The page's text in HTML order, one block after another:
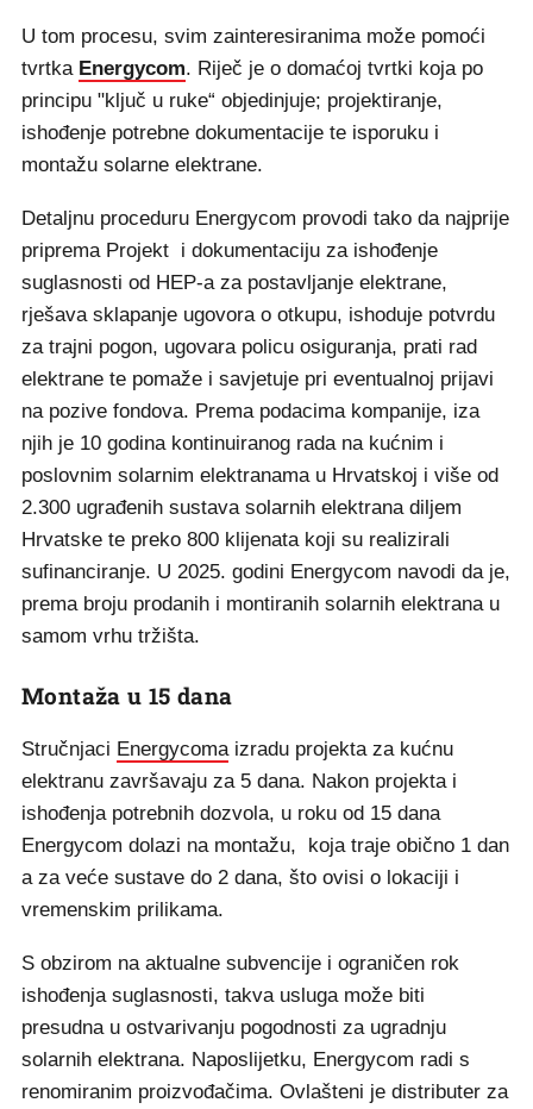
U tom procesu, svim zainteresiranima može pomoći
tvrtka Energycom. Riječ je o domaćoj tvrtki koja po
principu "ključ u ruke“ objedinjuje; projektiranje,
ishođenje potrebne dokumentacije te isporuku i
montažu solarne elektrane.
Detaljnu proceduru Energycom provodi tako da najprije
priprema Projekt i dokumentaciju za ishođenje
suglasnosti od HEP-a za postavljanje elektrane,
rješava sklapanje ugovora o otkupu, ishoduje potvrdu
za trajni pogon, ugovara policu osiguranja, prati rad
elektrane te pomaže i savjetuje pri eventualnoj prijavi
na pozive fondova. Prema podacima kompanije, iza
njih je 10 godina kontinuiranog rada na kućnim i
poslovnim solarnim elektranama u Hrvatskoj i više od
2.300 ugrađenih sustava solarnih elektrana diljem
Hrvatske te preko 800 klijenata koji su realizirali
sufinanciranje. U 2025. godini Energycom navodi da je,
prema broju prodanih i montiranih solarnih elektrana u
samom vrhu tržišta.
Montaža u 15 dana
Stručnjaci Energycomaizradu projekta za kućnu
elektranu završavaju za 5 dana. Nakon projekta i
ishođenja potrebnih dozvola, u roku od 15 dana
Energycom dolazi na montažu, koja traje obično 1 dan
a za veće sustave do 2 dana, što ovisi o lokaciji i
vremenskim prilikama.
S obzirom na aktualne subvencije i ograničen rok
ishođenja suglasnosti, takva usluga može biti
presudna u ostvarivanju pogodnosti za ugradnju
solarnih elektrana. Naposlijetku, Energycom radi s
renomiranim proizvođačima. Ovlašteni je distributer za